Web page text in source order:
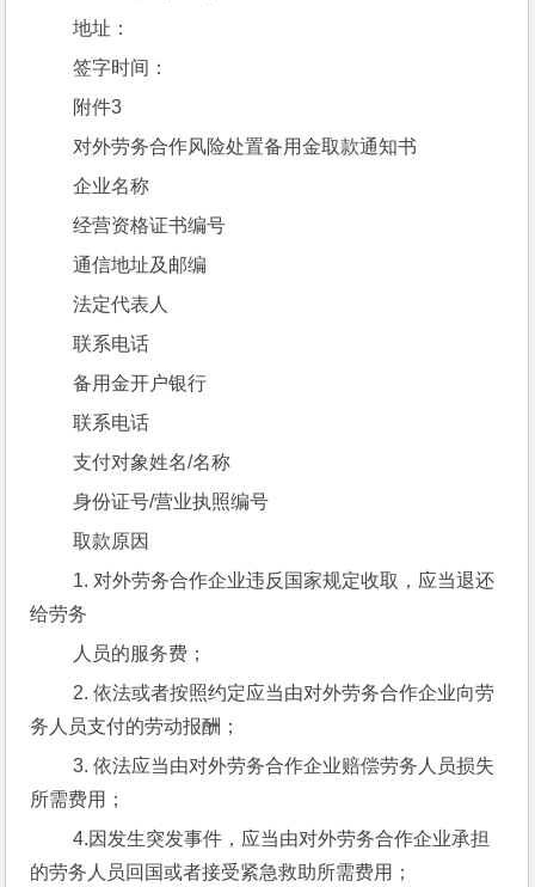
地址：
签字时间：
附件3
对外劳务合作风险处置备用金取款通知书
企业名称
经营资格证书编号
通信地址及邮编
法定代表人
联系电话
备用金开户银行
联系电话
支付对象姓名/名称
身份证号/营业执照编号
取款原因
给劳务
人员的服务费；
务人员支付的劳动报酬；
3. 依法应当由对外劳务合作企业赔偿劳务人员损失
所需费用；
4.因发生突发事件，应当由对外劳务合作企业承担
的劳务人员回国或者接受紧急救助所需费用；